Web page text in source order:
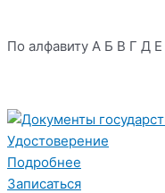
По алфавиту А Б В Г Д Е
Удостоверение
Подробнее
Записаться